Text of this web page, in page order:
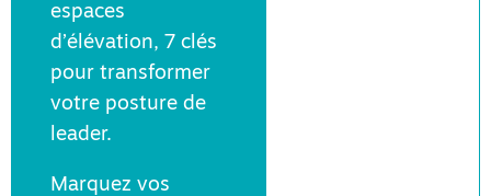
espaces
d’élévation, 7 clés
pour transformer
votre posture de
leader.
Marquez vos